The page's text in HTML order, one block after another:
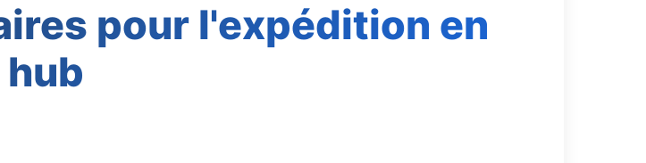
pour l'expédition en
hub